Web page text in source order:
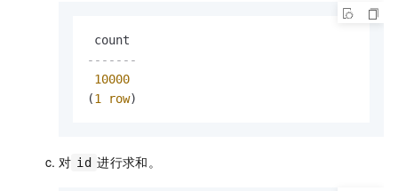
-------
10000
(1 row)
对 id 进行求和。